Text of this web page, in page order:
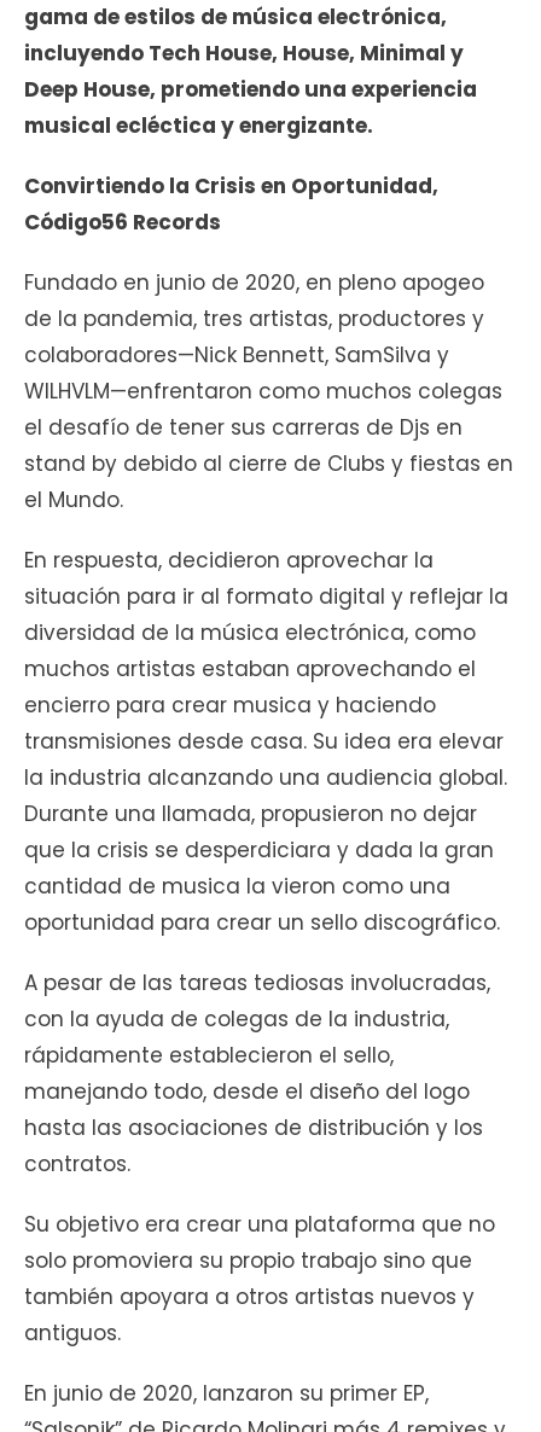
gama de estilos de música electrónica,
incluyendo Tech House, House, Minimal y
Deep House, prometiendo una experiencia
musical ecléctica y energizante.
Convirtiendo la Crisis en Oportunidad,
Código56 Records
Fundado en junio de 2020, en pleno apogeo
de la pandemia, tres artistas, productores y
colaboradores—Nick Bennett, SamSilva y
WILHVLM—enfrentaron como muchos colegas
el desafío de tener sus carreras de Djs en
stand by debido al cierre de Clubs y fiestas en
el Mundo.
En respuesta, decidieron aprovechar la
situación para ir al formato digital y reflejar la
diversidad de la música electrónica, como
muchos artistas estaban aprovechando el
encierro para crear musica y haciendo
transmisiones desde casa. Su idea era elevar
la industria alcanzando una audiencia global.
Durante una llamada, propusieron no dejar
que la crisis se desperdiciara y dada la gran
cantidad de musica la vieron como una
oportunidad para crear un sello discográfico.
A pesar de las tareas tediosas involucradas,
con la ayuda de colegas de la industria,
rápidamente establecieron el sello,
manejando todo, desde el diseño del logo
hasta las asociaciones de distribución y los
contratos.
Su objetivo era crear una plataforma que no
solo promoviera su propio trabajo sino que
también apoyara a otros artistas nuevos y
antiguos.
En junio de 2020, lanzaron su primer EP,